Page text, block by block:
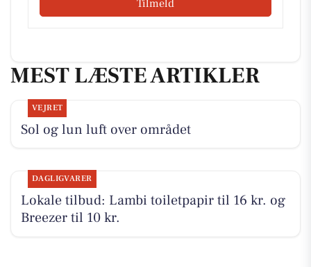
Tilmeld
MEST LÆSTE ARTIKLER
VEJRET
Sol og lun luft over området
DAGLIGVARER
Lokale tilbud: Lambi toiletpapir til 16 kr. og
Breezer til 10 kr.